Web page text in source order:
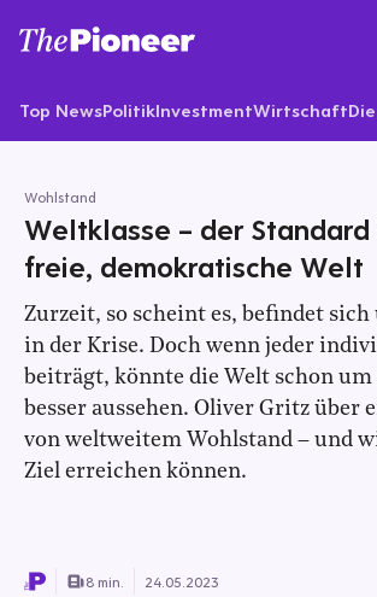
Top NewsPolitikInvestmentWirtschaft
Wohlstand
Weltklasse – der Standard
freie, demokratische Welt
Zurzeit, so scheint es, befindet sich
in der Krise. Doch wenn jeder
beiträgt, könnte die Welt schon um
besser aussehen. Oliver Gritz über
von weltweitem Wohlstand – und
Ziel erreichen können.
8 min. 24.05.2023